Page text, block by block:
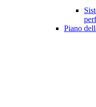
Piano